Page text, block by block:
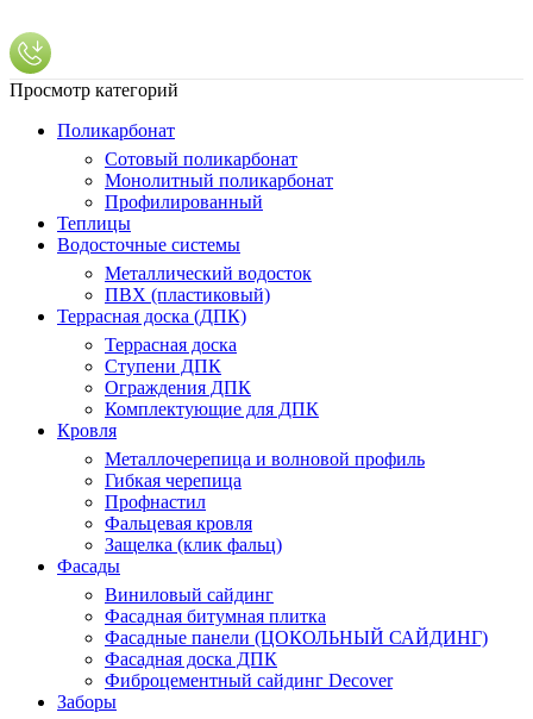
Просмотр категорий
Поликарбонат
Сотовый поликарбонат
Монолитный поликарбонат
Профилированный
Теплицы
Водосточные системы
Металлический водосток
ПВХ (пластиковый)
Террасная доска (ДПК)
Террасная доска
Ступени ДПК
Ограждения ДПК
Комплектующие для ДПК
Кровля
Металлочерепица и волновой профиль
Гибкая черепица
Профнастил
Фальцевая кровля
Защелка (клик фальц)
Фасады
Виниловый сайдинг
Фасадная битумная плитка
Фасадные панели (ЦОКОЛЬНЫЙ САЙДИНГ)
Фасадная доска ДПК
Фиброцементный сайдинг Decover
Заборы